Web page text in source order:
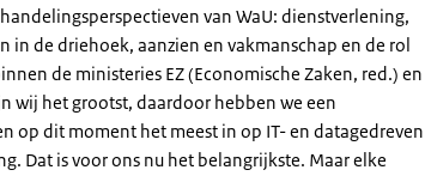
van WaU: dienstverlening,
in de driehoek, aanzien en vakmanschap en de rol
de ministeries EZ (Economische Zaken, red.) en
wij het grootst, daardoor hebben we een
op dit moment het meest in op IT- en datagedreven
Dat is voor ons nu het belangrijkste. Maar elke